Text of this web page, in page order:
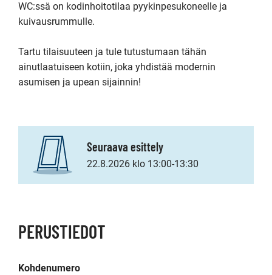
WC:ssä on kodinhoitotilaa pyykinpesukoneelle ja
kuivausrummulle.
Tartu tilaisuuteen ja tule tutustumaan tähän
ainutlaatuiseen kotiin, joka yhdistää modernin
asumisen ja upean sijainnin!
Seuraava esittely
22.8.2026 klo 13:00-13:30
PERUSTIEDOT
Kohdenumero